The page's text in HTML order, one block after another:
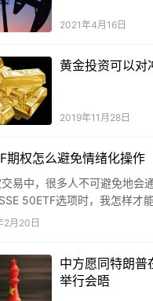
2021年4月16日
黄金投资可以对
2019年11月28日
期权怎么避免情绪化操作
易中，很多人不可避免地会
50ETF选项时，我怎样才
Finance已经为大家编写了一…
2月20日
中方愿同特朗普
举行会晤